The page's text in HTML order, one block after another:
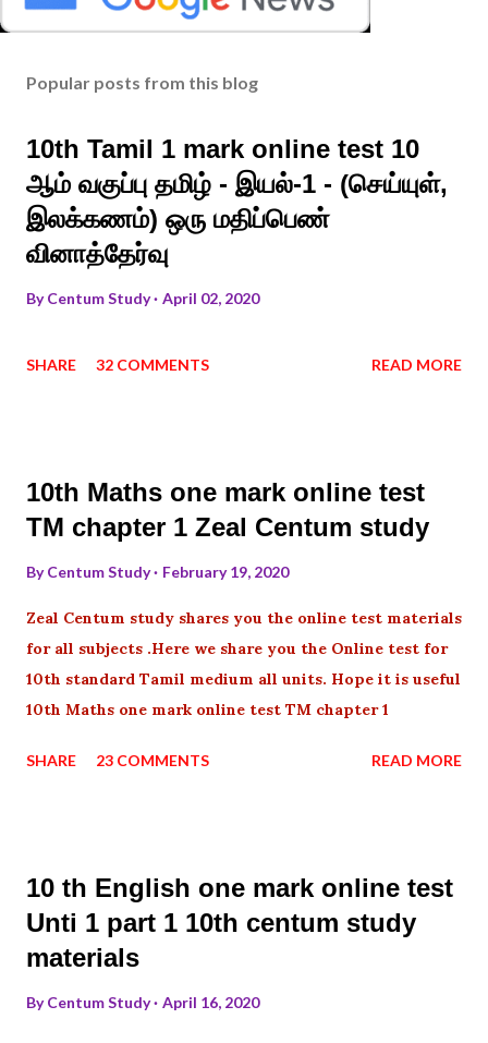
Popular posts from this blog
10th Tamil 1 mark online test 10
ஆம் வகுப்பு தமிழ் - இயல்-1 - (செய்யுள்,
இலக்கணம்) ஒரு மதிப்பெண்
வினாத்தேர்வு
ByCentum Study April 02, 2020
SHARE 32 COMMENTS READ MORE
10th Maths one mark online test
TM chapter 1 Zeal Centum study
ByCentum Study February 19, 2020
Zeal Centum study shares you the online test materials
for all subjects .Here we share you the Online test for
10th standard Tamil medium all units. Hope it is useful
10th Maths one mark online test TM chapter 1
SHARE 23 COMMENTS READ MORE
10 th English one mark online test
Unti 1 part 1 10th centum study
materials
ByCentum Study April 16, 2020